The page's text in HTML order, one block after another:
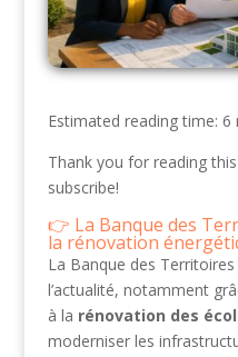
Estimated reading time: 6
Thank you for reading
subscribe!
La Banque des
la rénovation
La Banque des
l’actualité, notamment
à la rénovation des
moderniser les